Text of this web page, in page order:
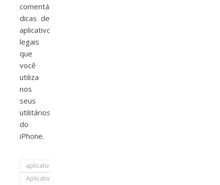
comentários
dicas de
aplicativos
legais
que
você
utiliza
nos
seus
utilitários
do
iPhone.
aplicativos
Aplicativos